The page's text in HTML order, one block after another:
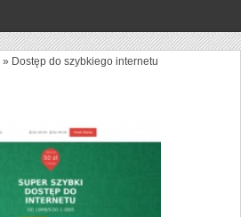
» Dostęp do szybkiego internetu